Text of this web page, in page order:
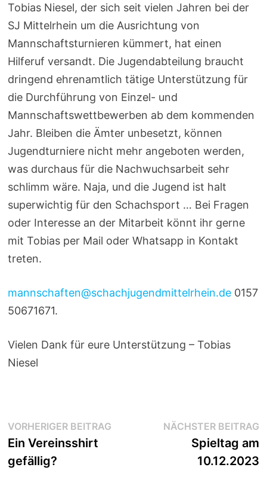
Tobias Niesel, der sich seit vielen Jahren bei der
SJ Mittelrhein um die Ausrichtung von
Mannschaftsturnieren kümmert, hat einen
Hilferuf versandt. Die Jugendabteilung braucht
dringend ehrenamtlich tätige Unterstützung für
die Durchführung von Einzel- und
Mannschaftswettbewerben ab dem kommenden
Jahr. Bleiben die Ämter unbesetzt, können
Jugendturniere nicht mehr angeboten werden,
was durchaus für die Nachwuchsarbeit sehr
schlimm wäre. Naja, und die Jugend ist halt
superwichtig für den Schachsport … Bei Fragen
oder Interesse an der Mitarbeit könnt ihr gerne
mit Tobias per Mail oder Whatsapp in Kontakt
treten.
mannschaften@schachjugendmittelrhein.de0157
50671671.
Vielen Dank für eure Unterstützung – Tobias
Niesel
Beitragsnavigation
VORHERIGER BEITRAGVorheriger
Ein Vereinsshirt
gefällig?
NÄCHSTER BEITRAG
Spieltag am
10.12.2023